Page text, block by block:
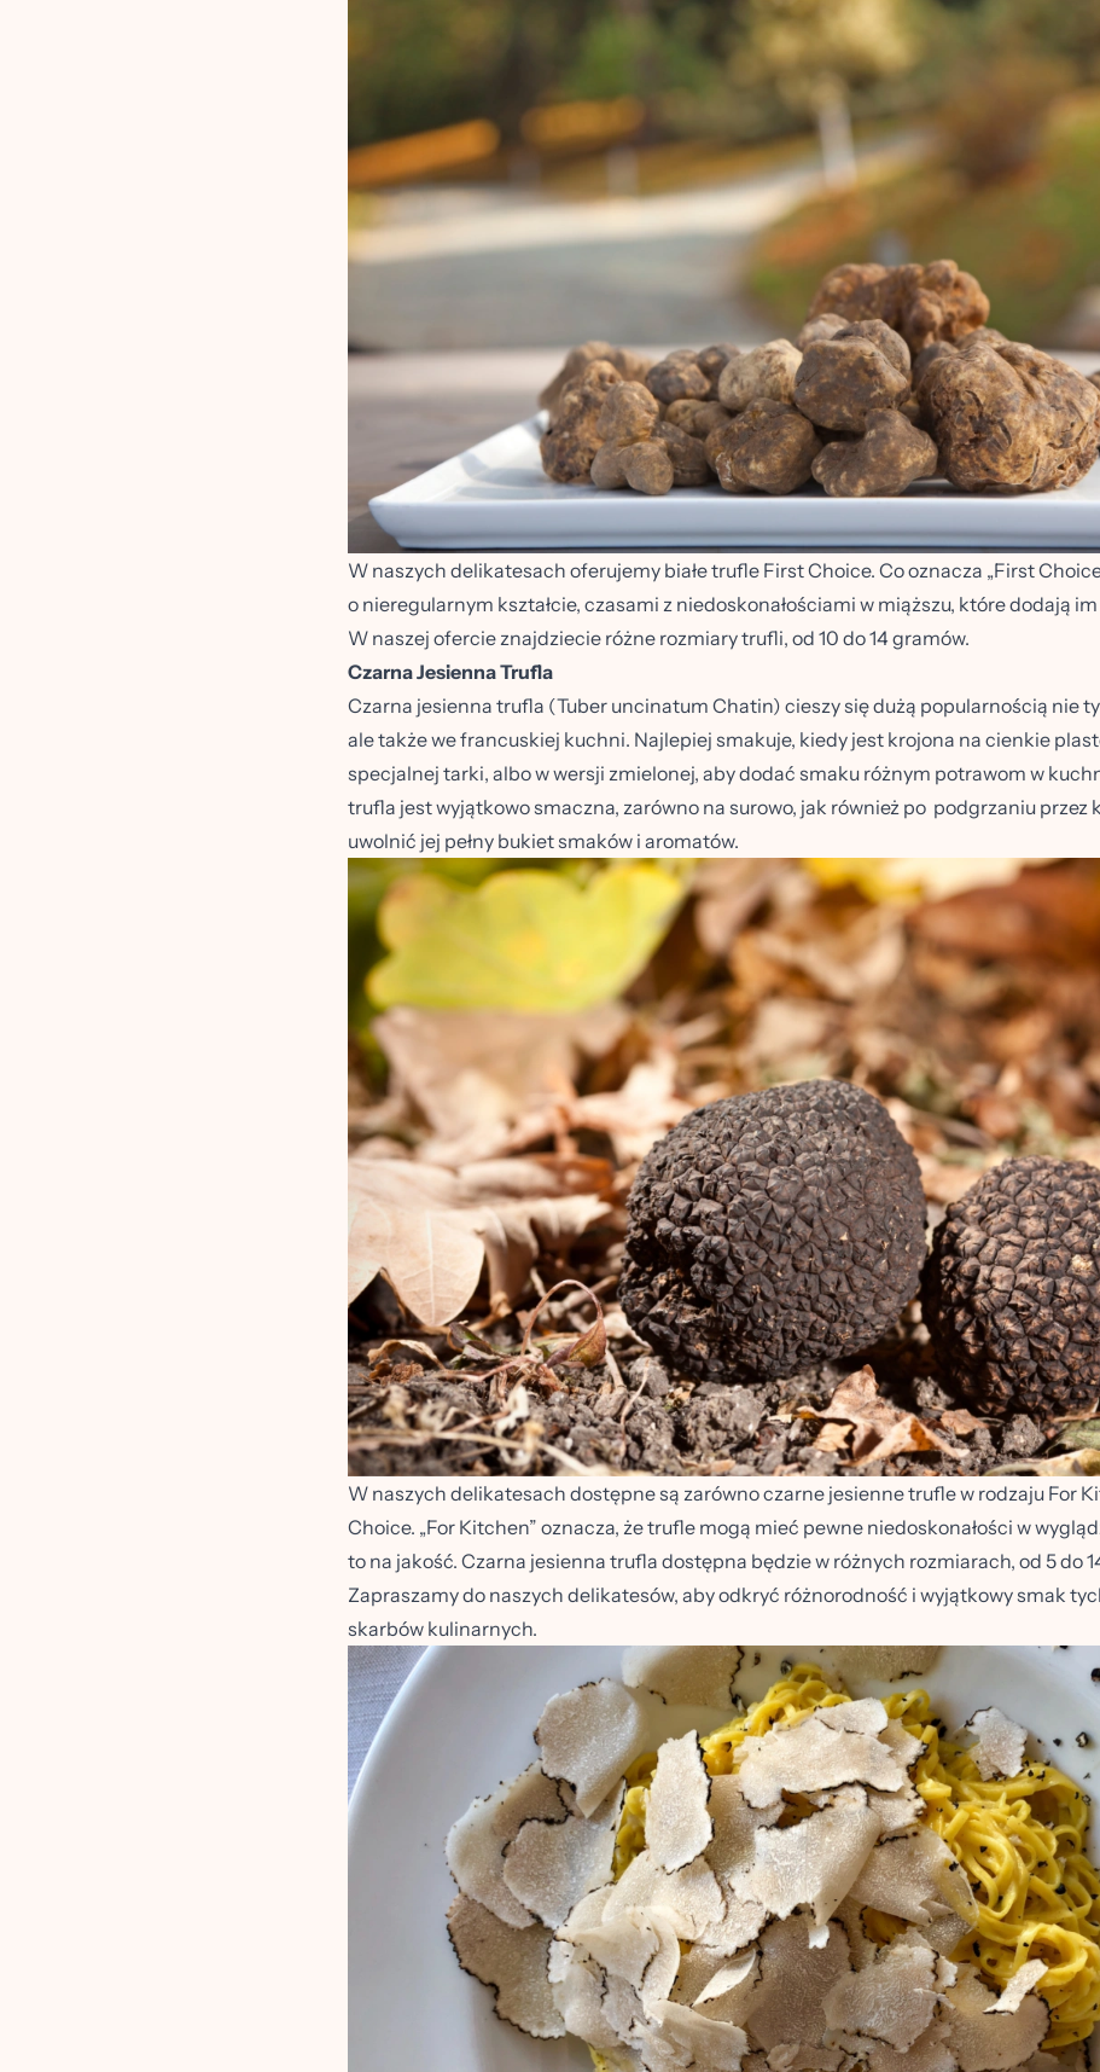
W naszych delikatesach oferujemy białe trufle First Choice. Co oznacza „First
o nieregularnym kształcie, czasami z niedoskonałościami w miąższu, które dodają
W naszej ofercie znajdziecie różne rozmiary trufli, od 10 do 14 gramów.
Czarna Jesienna Trufla
Czarna jesienna trufla (Tuber uncinatum Chatin) cieszy się dużą popularnością nie
ale także we francuskiej kuchni. Najlepiej smakuje, kiedy jest krojona na cienkie
specjalnej tarki, albo w wersji zmielonej, aby dodać smaku różnym potrawom w
trufla jest wyjątkowo smaczna, zarówno na surowo, jak również po podgrzaniu przez
uwolnić jej pełny bukiet smaków i aromatów.
W naszych delikatesach dostępne są zarówno czarne jesienne trufle w rodzaju For
Choice. „For Kitchen” oznacza, że trufle mogą mieć pewne niedoskonałości w
to na jakość. Czarna jesienna trufla dostępna będzie w różnych rozmiarach, od 5 do
Zapraszamy do naszych delikatesów, aby odkryć różnorodność i wyjątkowy smak
skarbów kulinarnych.